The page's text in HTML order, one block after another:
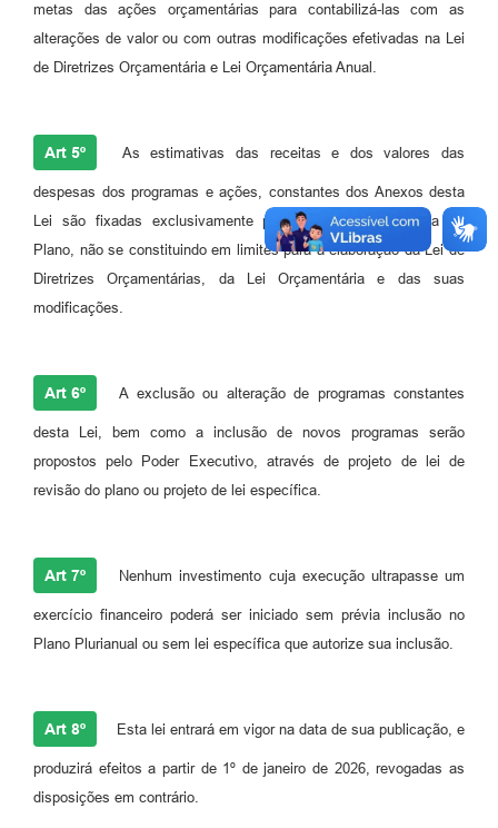
metas das ações orçamentárias para contabilizá-las com as
alterações de valor ou com outras modificações efetivadas na Lei
de Diretrizes Orçamentária e Lei Orçamentária Anual.
Art 5º As estimativas das receitas e dos valores das
despesas dos programas e ações, constantes dos Anexos desta
Lei são fixadas exclusivamente para conferir consistência ao
Plano, não se constituindo em limites para a elaboração da Lei de
Diretrizes Orçamentárias, da Lei Orçamentária e das suas
modificações.
Art 6º A exclusão ou alteração de programas constantes
desta Lei, bem como a inclusão de novos programas serão
propostos pelo Poder Executivo, através de projeto de lei de
revisão do plano ou projeto de lei específica.
Art 7º Nenhum investimento cuja execução ultrapasse um
exercício financeiro poderá ser iniciado sem prévia inclusão no
Plano Plurianual ou sem lei específica que autorize sua inclusão.
Art 8º Esta lei entrará em vigor na data de sua publicação, e
produzirá efeitos a partir de 1º de janeiro de 2026, revogadas as
disposições em contrário.